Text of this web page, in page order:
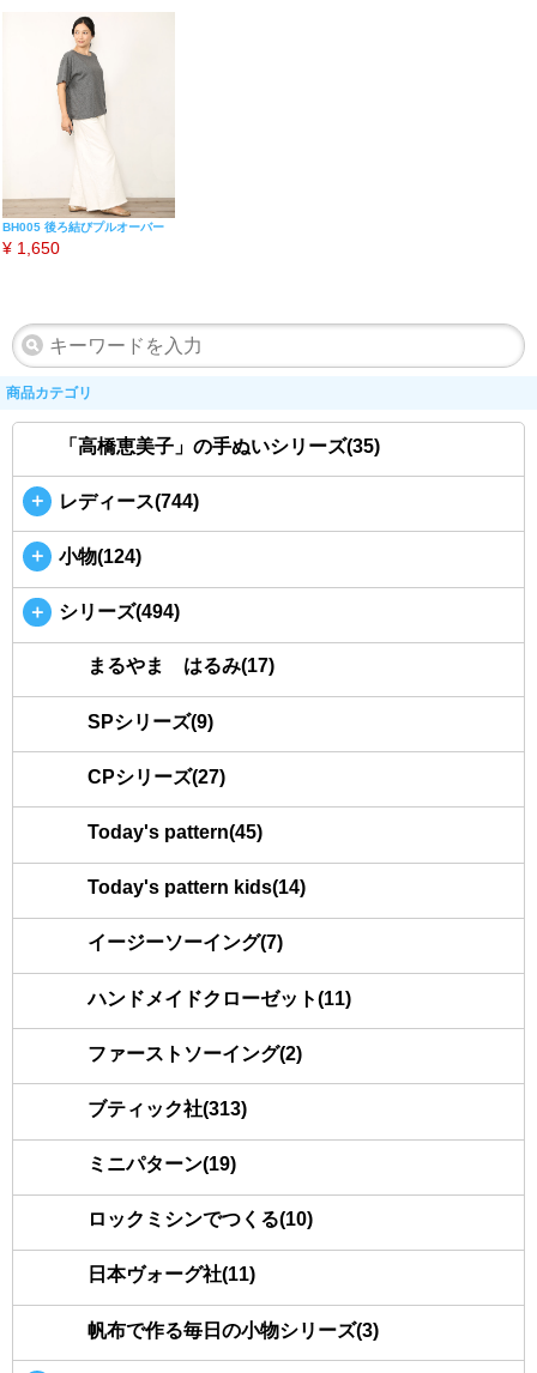
BH005 後ろ結びプルオーバー
¥ 1,650
商品カテゴリ
「高橋恵美子」の手ぬいシリーズ(35)
＋ レディース(744)
＋ 小物(124)
＋ シリーズ(494)
まるやま はるみ(17)
SPシリーズ(9)
CPシリーズ(27)
Today's pattern(45)
Today's pattern kids(14)
イージーソーイング(7)
ハンドメイドクローゼット(11)
ファーストソーイング(2)
ブティック社(313)
ミニパターン(19)
ロックミシンでつくる(10)
日本ヴォーグ社(11)
帆布で作る毎日の小物シリーズ(3)